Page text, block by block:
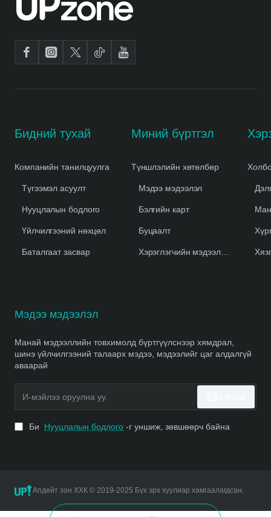
Бидний тухай
Компанийн танилцуулга
Түгээмэл асуулт
Нууцлалын бодлого
Үйлчилгээний нөхцөл
Баталгаат засвар
Миний бүртгэл
Түншлэлийн хөтөлбөр
Мэдээ мэдээлэл
Бэлгийн карт
Буцаалт
Хэрэглэгчийн мэдээлэл устгах
Мэдээ мэдээлэл
Манай мэдээллийн товхимолд бүртгүүлснээр хямдрал,
шинэ үйлчилгээний талаарх мэдээ, мэдээлийг цаг алдалгүй
аваарай
мэйлээ
оруулна
уу.
Би Нууцлалын бодлого -г уншиж, зөвшөөрч байна
Апдейт зон ХХК © 2019-2025 Бүх эрх хуулиар хамгаалагдсан.